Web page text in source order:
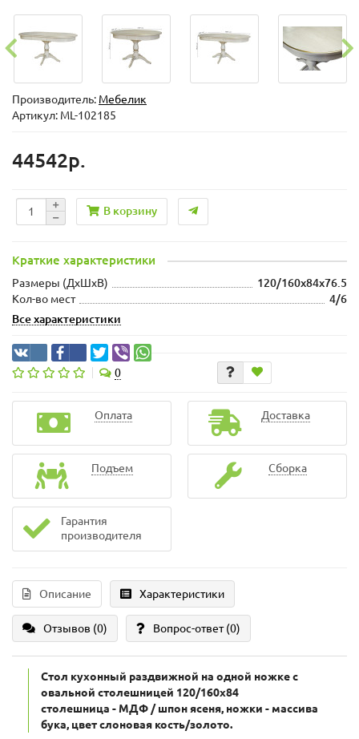
Производитель: Мебелик
Артикул: ML-102185
44542р.
В корзину
Краткие характеристики
Размеры (ДхШxВ)
120/160х84х76.5
Кол-во мест
4/6
Все характеристики
0
Оплата Доставка
Подъем Сборка
Гарантия
производителя
Описание Характеристики
Отзывов (0) Вопрос-ответ(0)
Стол кухонный раздвижной на одной ножке с
овальной столешницей 120/160х84
столешница - МДФ / шпон ясеня, ножки - массива
бука, цвет слоновая кость/золото.